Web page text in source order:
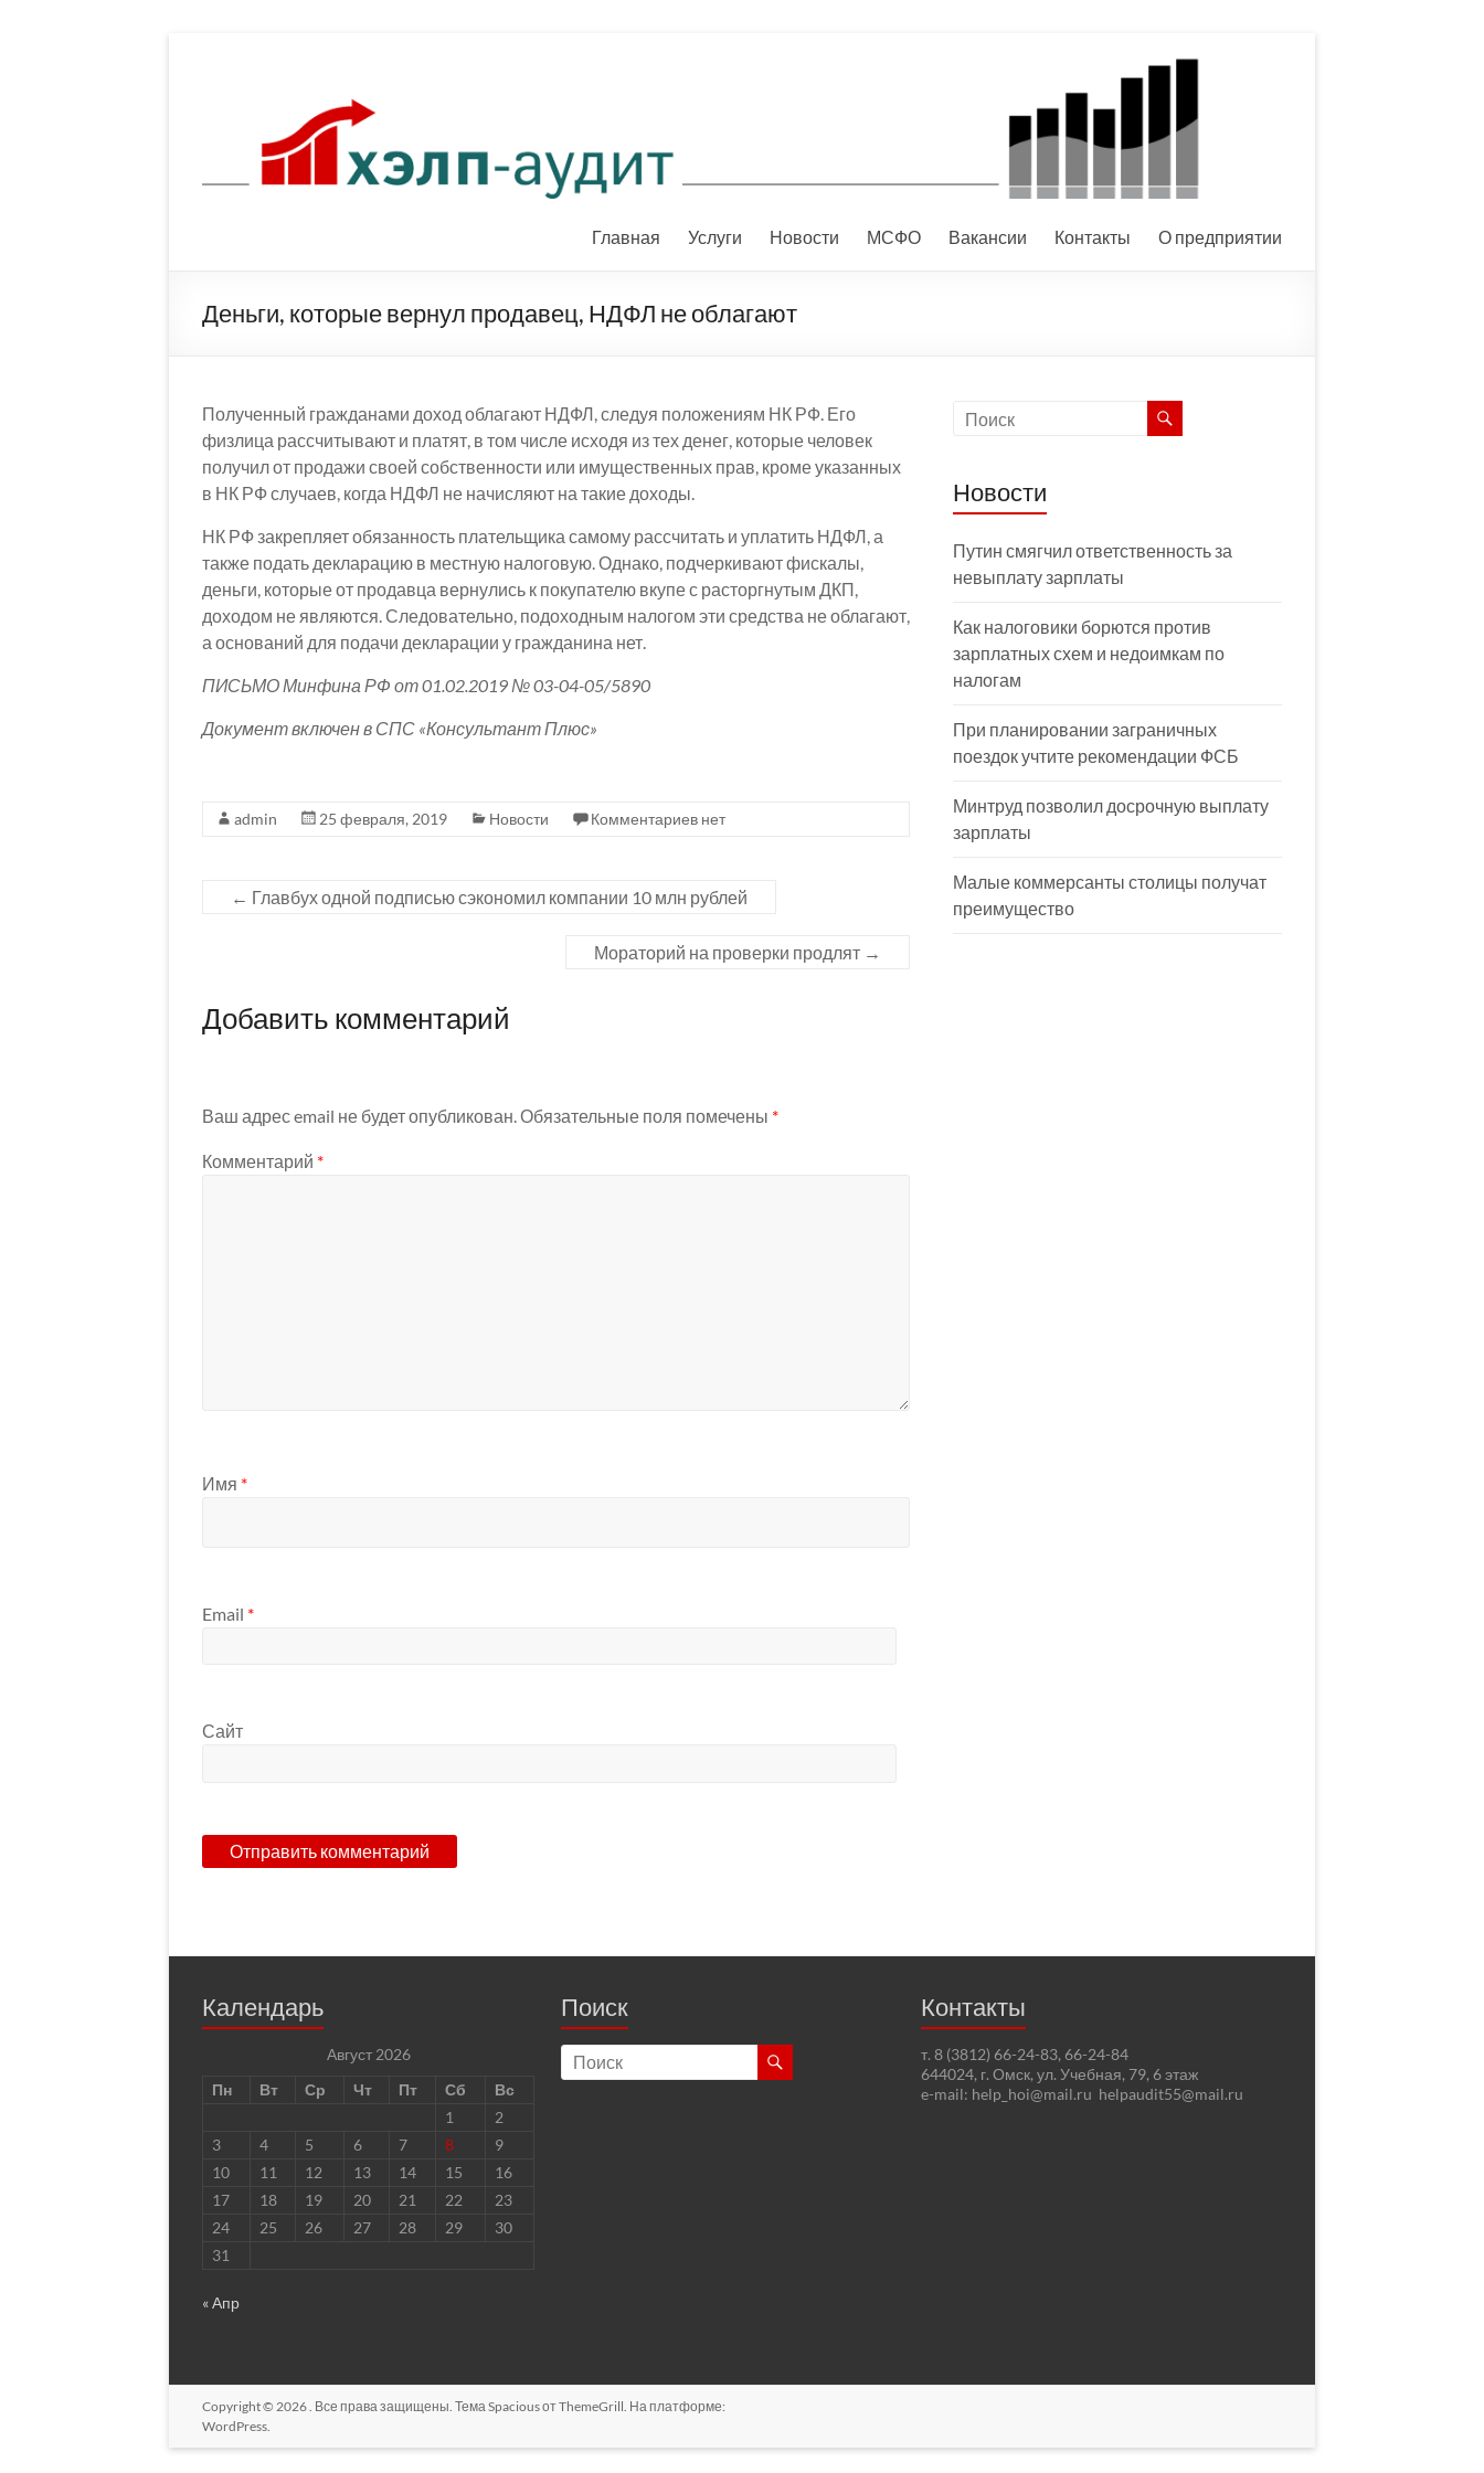
Главная Услуги Новости МСФО Вакансии Контакты О предприятии
Деньги, которые вернул продавец, НДФЛ не облагают
Полученный гражданами доход облагают НДФЛ, следуя положениям НК РФ. Его
физлица рассчитывают и платят, в том числе исходя из тех денег, которые человек
получил от продажи своей собственности или имущественных прав, кроме указанных
в НК РФ случаев, когда НДФЛ не начисляют на такие доходы.
НК РФ закрепляет обязанность плательщика самому рассчитать и уплатить НДФЛ, а
также подать декларацию в местную налоговую. Однако, подчеркивают фискалы,
деньги, которые от продавца вернулись к покупателю вкупе с расторгнутым ДКП,
доходом не являются. Следовательно, подоходным налогом эти средства не облагают,
а оснований для подачи декларации у гражданина нет.
ПИСЬМО Минфина РФ от 01.02.2019 № 03-04-05/5890
Документ включен в СПС «Консультант Плюс»
admin 25 февраля, 2019 Новости Комментариев нет
← Главбух одной подписью сэкономил компании 10 млн рублей
Мораторий на проверки продлят →
Добавить комментарий
Ваш адрес email не будет опубликован. Обязательные поля помечены *
Комментарий *
Имя *
Email *
Сайт
Новости
Путин смягчил ответственность за
невыплату зарплаты
Как налоговики борются против
зарплатных схем и недоимкам по
налогам
При планировании заграничных
поездок учтите рекомендации ФСБ
Минтруд позволил досрочную выплату
зарплаты
Малые коммерсанты столицы получат
преимущество
Календарь
Август 2026
Пн
Вт Ср Чт Пт Сб
Вс
1
2
3
4 5 6 7 8
9
10
11 12 13 14 15
16
17
18 19 20 21 22
23
24
25 26 27 28 29
30
31
« Апр
Поиск Контакты
т. 8 (3812) 66-24-83, 66-24-84
644024, г. Омск, ул. Учебная, 79, 6 этаж
e-mail: help_hoi@mail.ru helpaudit55@mail.ru
Copyright © 2026 . Все права защищены. Тема Spaciousот ThemeGrill. На платформе:
WordPress